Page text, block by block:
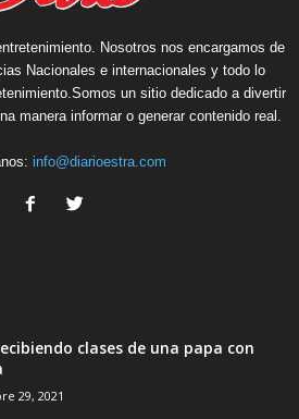
Nosotros nos encargamos de
Nacionales e internacionales y todo lo
un sitio dedicado a divertir
manera informar o generar contenido real.
info@diarioestra.com
clases de una papa con
29, 2021